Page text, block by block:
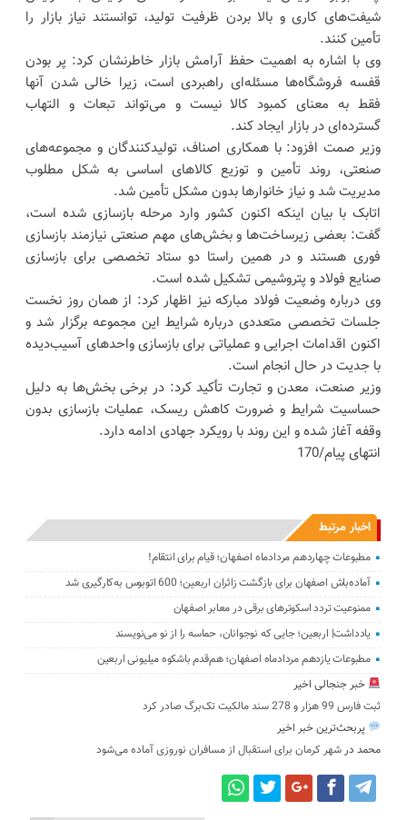
شیفت‌های کاری و بالا بردن ظرفیت تولید، توانستند نیاز بازار را
تأمین کنند.
وی با اشاره به اهمیت حفظ آرامش بازار خاطرنشان کرد: پر بودن
قفسه فروشگاه‌ها مسئله‌ای راهبردی است، زیرا خالی شدن آنها
فقط به معنای کمبود کالا نیست و می‌تواند تبعات و التهاب
گسترده‌ای در بازار ایجاد کند.
وزیر صمت افزود: با همکاری اصناف، تولیدکنندگان و مجموعه‌های
صنعتی، روند تأمین و توزیع کالاهای اساسی به شکل مطلوب
مدیریت شد و نیاز خانوارها بدون مشکل تأمین شد.
اتابک با بیان اینکه اکنون کشور وارد مرحله بازسازی شده است،
گفت: بعضی زیرساخت‌ها و بخش‌های مهم صنعتی نیازمند بازسازی
فوری هستند و در همین راستا دو ستاد تخصصی برای بازسازی
صنایع فولاد و پتروشیمی تشکیل شده است.
وی درباره وضعیت فولاد مبارکه نیز اظهار کرد: از همان روز نخست
جلسات تخصصی متعددی درباره شرایط این مجموعه برگزار شد و
اکنون اقدامات اجرایی و عملیاتی برای بازسازی واحدهای آسیب‌دیده
با جدیت در حال انجام است.
وزیر صنعت، معدن و تجارت تأکید کرد: در برخی بخش‌ها به دلیل
حساسیت شرایط و ضرورت کاهش ریسک، عملیات بازسازی بدون
وقفه آغاز شده و این روند با رویکرد جهادی ادامه دارد.
انتهای پیام/170
اخبار مرتبط
مطبوعات چهاردهم مردادماه اصفهان؛ قیام برای انتقام!
آماده‌باش اصفهان برای بازگشت زائران اربعین؛ 600 اتوبوس به‌کارگیری شد
ممنوعیت تردد اسکوترهای برقی در معابر اصفهان
یادداشت| اربعین؛ جایی که نوجوانان، حماسه را از نو می‌نویسند
مطبوعات یازدهم مردادماه اصفهان؛ هم‌قدم باشکوه میلیونی اربعین
خبر جنجالی اخیر
ثبت فارس 99 هزار و 278 سند مالکیت تک‌برگ صادر کرد
پربحث‌ترین خبر اخیر
محمد درشهر کرمان برای استقبال از مسافران نوروزی آماده می‌شود